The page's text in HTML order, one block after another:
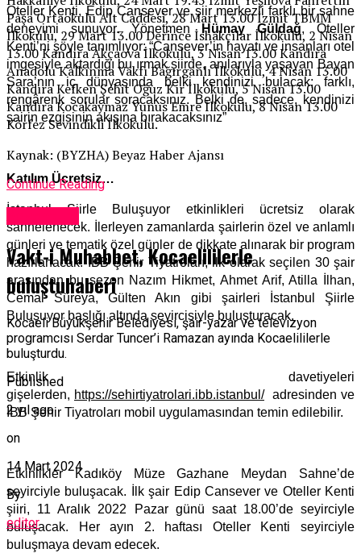
Oteller Kenti, Edip Cansever ve şiir merkezli farklı bir sahne
deneyimi sunuyor. Yönetmen Hümay Güldağ, Oteller
Kenti’ni şöyle tanımlıyor: “Cansever’in hayatı ve insanları otel
imgesiyle aktardığı bu ırmak şiirde, anılarıyla yaşayan Bayan
Sara’nın iç dünyasında belki kendinizi bulacak; farklı,
rengârenk sorular soracaksınız. Belki de, sadece, kendinizi
şairin ezgisinin akışına bırakacaksınız”
Katılım Ücretsiz…
İstanbul Şiirle Buluşuyor etkinlikleri ücretsiz olarak
sahnelenecek. İlerleyen zamanlarda şairlerin özel ve anlamlı
günleri ve tematik özel günler de dikkate alınarak bir program
hazırlanacak. İBB Şehir Tiyatroları, ilk olarak seçilen 30 şair
arasından bu sezon Nazım Hikmet, Ahmet Arif, Atilla İlhan,
Cemal Süreya, Gülten Akın gibi şairleri İstanbul Şiirle
Buluşuyor başlığı altında seyircisiyle buluşturacak.
Etkinlik davetiyeleri
gişelerden, https://sehirtiyatrolari.ibb.istanbul/ adresinden ve
İBB Şehir Tiyatroları mobil uygulamasından temin edilebilir.
Etkinlikler Kadıköy Müze Gazhane Meydan Sahne’de
seyirciyle buluşacak. İlk şair Edip Cansever ve Oteller Kenti
şiiri, 11 Aralık 2022 Pazar günü saat 18.00’de seyirciyle
buluşacak. Her ayın 2. haftası Oteller Kenti seyirciyle
buluşmaya devam edecek.
Paşa Ortaokulu Alt Caddesi, 28 Mart 13.00 İzmit TBMM
İlkokulu, 29 Mart 13.00 Derince İshakçılar İlkokulu, 2 Nisan
13.00 Kandıra Akçaova İlkokulu, 3 Nisan 13.00 Kandıra
Anadolu Kalkınma Vakfı Bağırganlı İlkokulu, 4 Nisan 13.00
Kandıra Kefken Şehit Oğuz Kır İlkokulu, 5 Nisan 13.00
Kandıra Kocakaymaz Yunus Emre İlkokulu, 8 Nisan 13.00
Körfez Sevindikli İlkokulu.
Kaynak: (BYZHA) Beyaz Haber Ajansı
Continue Reading
Vakt-i Muhabbet, Kocaelililerle
buluştuhaberi
Kocaeli Büyükşehir Belediyesi, şair-yazar ve televizyon
programcısı Serdar Tuncer’i Ramazan ayında Kocaelililerle
buluşturdu.
Published
2 yıl ago
on
14 Mart 2024
By
editor